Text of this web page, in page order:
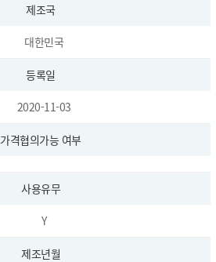
제조국
대한민국
등록일
2020-11-03
가격협의가능 여부
사용유무
Y
제조년월